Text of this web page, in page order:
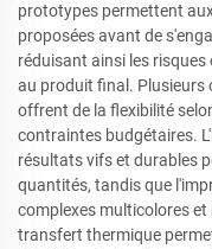
prototypes permettent
proposées avant de
réduisant ainsi les
au produit final. Plusieurs
offrent de la flexibilité
contraintes budgétaires.
résultats vifs et durables
quantités, tandis que
complexes multicolores
transfert thermique